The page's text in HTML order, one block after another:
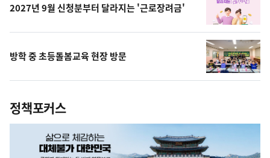
2027년 9월 신청분부터 달라지는 '근로장려금'
방학 중 초등돌봄교육 현장 방문
정책포커스